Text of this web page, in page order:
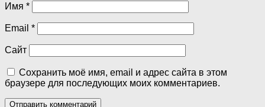
Имя *
Email *
Сайт
Сохранить моё имя, email и адрес сайта в этом
браузере для последующих моих комментариев.